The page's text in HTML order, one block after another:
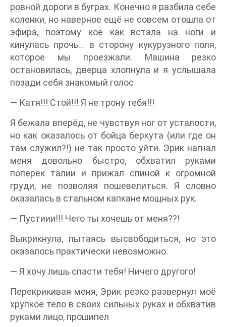
ровной дороги в буграх. Конечно я разбила себе
коленки, но наверное ещё не совсем отошла от
эфира, поэтому кое как встала на ноги и
кинулась прочь… в сторону кукурузного поля,
которое мы проезжали. Машина резко
остановилась, дверца хлопнула и я услышала
позади себя знакомый голос
— Катя!!! Стой!!! Я не трону тебя!!!
Я бежала вперёд, не чувствуя ног от усталости,
но как оказалось от бойца беркута (или где он
там служил?!) не так просто уйти. Эрик нагнал
меня довольно быстро, обхватил руками
поперёк талии и прижал спиной к огромной
груди, не позволяя пошевелиться. Я словно
оказалась в стальном капкане мощных рук.
— Пустиии!!! Чего ты хочешь от меня??!
Выкрикнула, пытаясь высвободиться, но это
оказалось практически невозможно.
— Я хочу лишь спасти тебя! Ничего другого!
Перекрикивая меня, Эрик резко развернул моё
хрупкое тело в своих сильных руках и обхватив
руками лицо, прошипел